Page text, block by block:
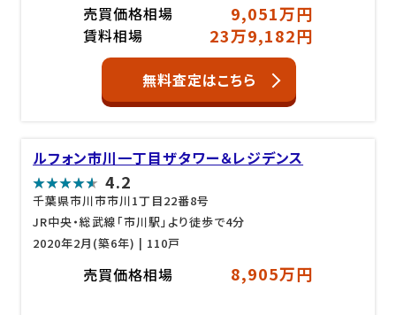
売買価格相場 9,051万円
賃料相場 23万9,182円
無料査定はこちら
ルフォン市川一丁目ザタワー＆レジデンス
4.2
千葉県市川市市川1丁目22番8号
JR中央・総武線「市川駅」より徒歩で4分
2020年2月(築6年) | 110戸
売買価格相場 8,905万円